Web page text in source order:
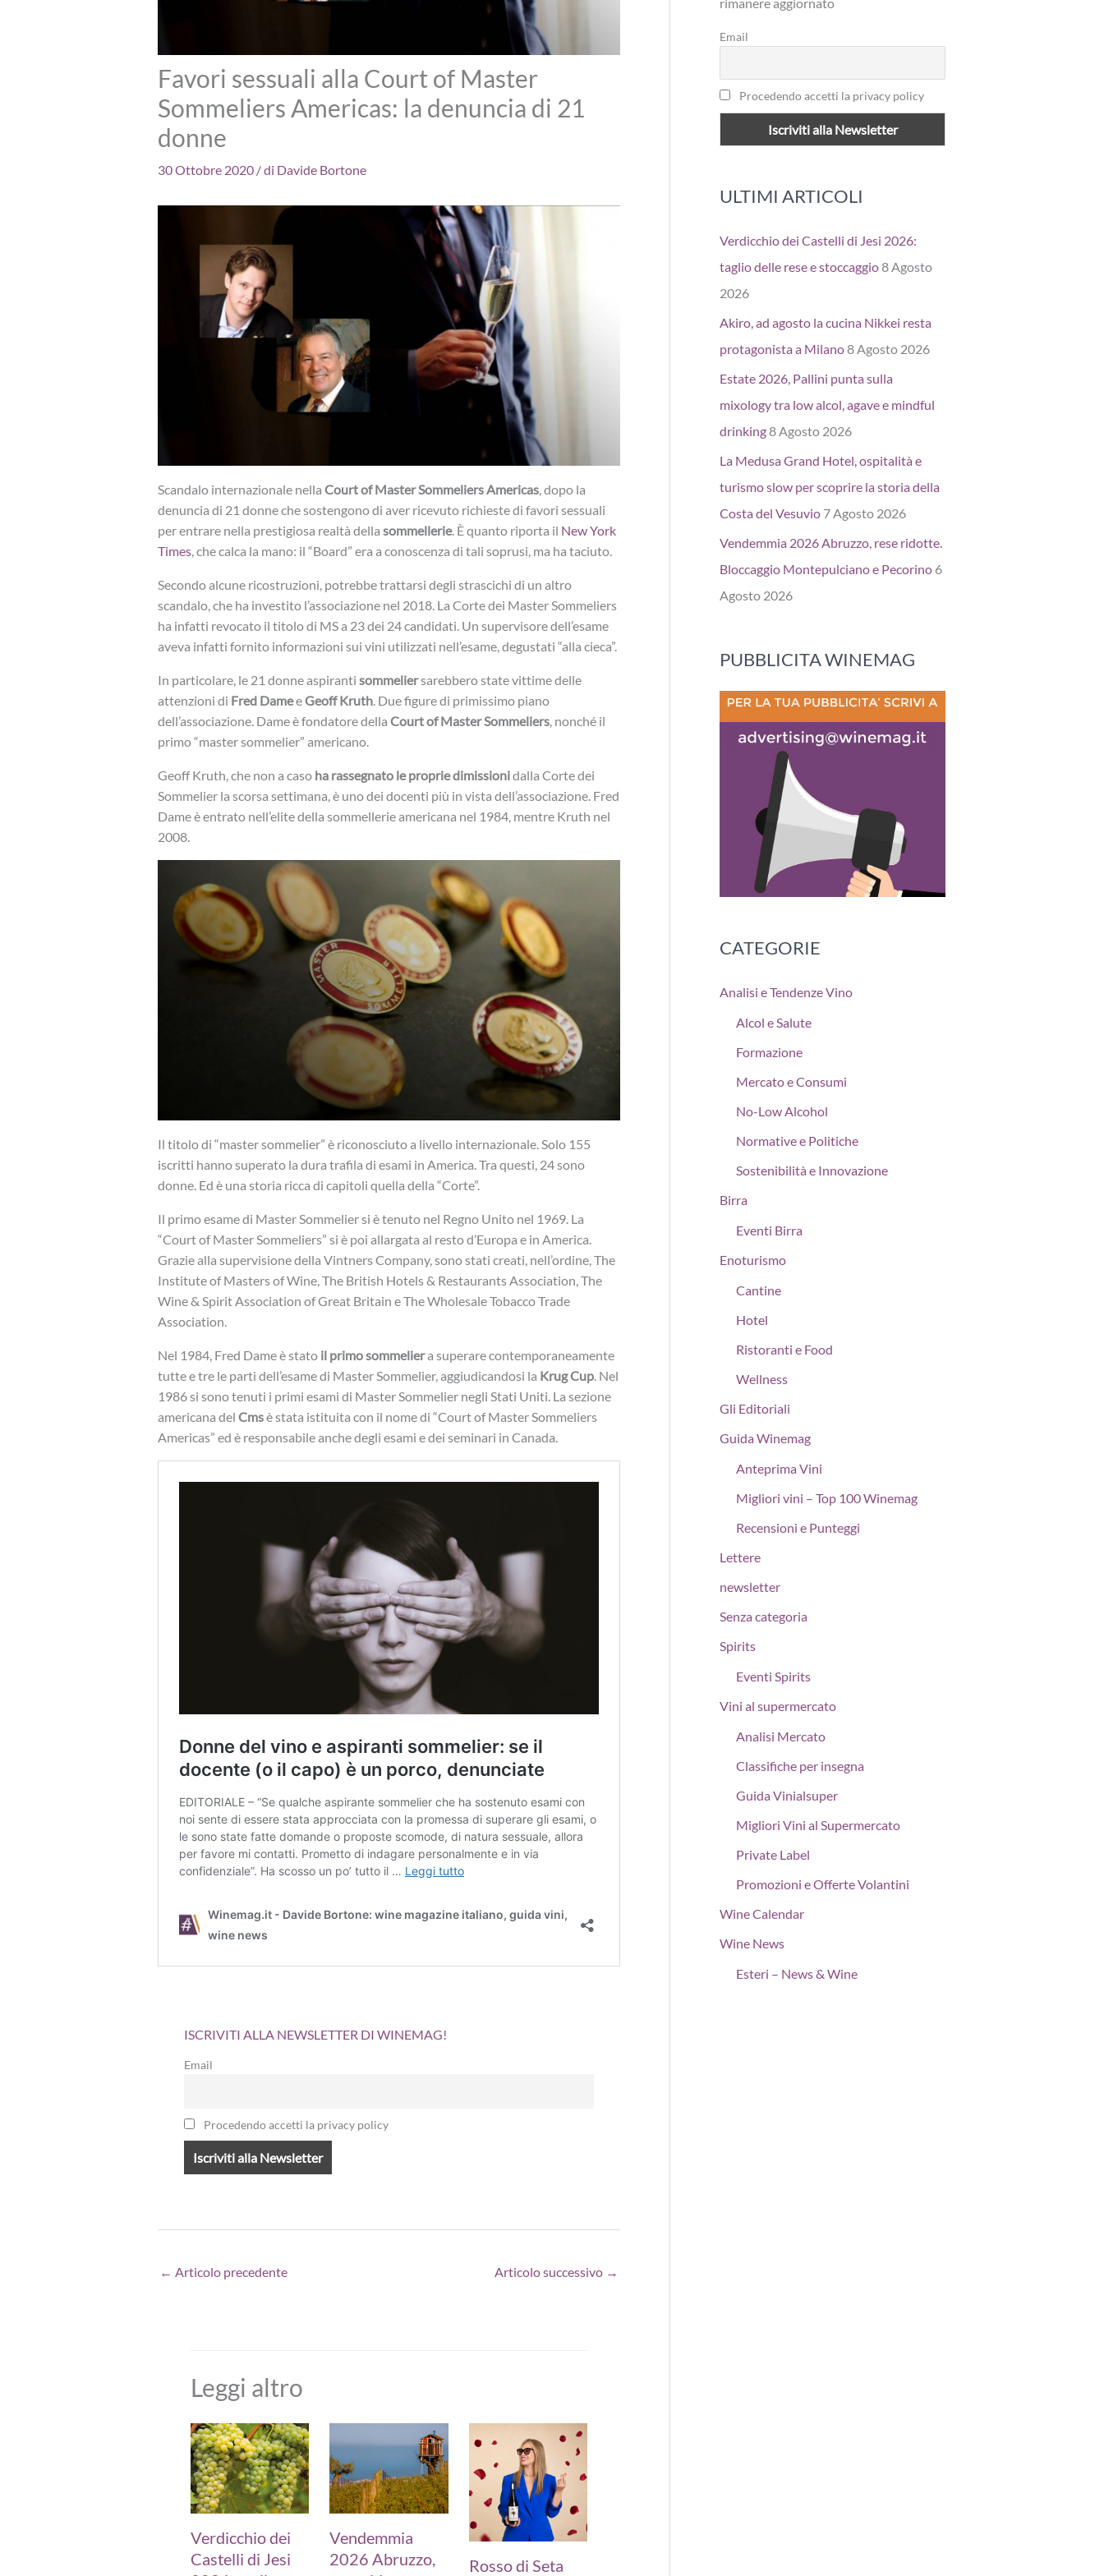
Favori sessuali alla Court of Master
Sommeliers Americas: la denuncia di 21
donne
30 Ottobre 2020 / di Davide Bortone
Scandalo internazionale nella Court of Master Sommeliers Americas, dopo la
denuncia di 21 donne che sostengono di aver ricevuto richieste di favori sessuali
per entrare nella prestigiosa realtà della sommellerie. È quanto riporta il New York
Times, che calca la mano: il “Board” era a conoscenza di tali soprusi, ma ha taciuto.
Secondo alcune ricostruzioni, potrebbe trattarsi degli strascichi di un altro
scandalo, che ha investito l’associazione nel 2018. La Corte dei Master Sommeliers
ha infatti revocato il titolo di MS a 23 dei 24 candidati. Un supervisore dell’esame
aveva infatti fornito informazioni sui vini utilizzati nell’esame, degustati “alla cieca”.
In particolare, le 21 donne aspiranti sommeliersarebbero state vittime delle
attenzioni di Fred DameeGeoff Kruth. Due figure di primissimo piano
dell’associazione. Dame è fondatore della Court of Master Sommeliers, nonché il
primo “master sommelier” americano.
Geoff Kruth, che non a caso ha rassegnato le proprie dimissionidalla Corte dei
Sommelier la scorsa settimana, è uno dei docenti più in vista dell’associazione. Fred
Dame è entrato nell’elite della sommellerie americana nel 1984, mentre Kruth nel
2008.
Il titolo di “master sommelier” è riconosciuto a livello internazionale. Solo 155
iscritti hanno superato la dura trafila di esami in America. Tra questi, 24 sono
donne. Ed è una storia ricca di capitoli quella della “Corte”.
Il primo esame di Master Sommelier si è tenuto nel Regno Unito nel 1969. La
“Court of Master Sommeliers” si è poi allargata al resto d’Europa e in America.
Grazie alla supervisione della Vintners Company, sono stati creati, nell’ordine, The
Institute of Masters of Wine, The British Hotels & Restaurants Association, The
Wine & Spirit Association of Great Britain e The Wholesale Tobacco Trade
Association.
Nel 1984, Fred Dame è stato il primo sommeliera superare contemporaneamente
tutte e tre le parti dell’esame di Master Sommelier, aggiudicandosi la Krug Cup . Nel
1986 si sono tenuti i primi esami di Master Sommelier negli Stati Uniti. La sezione
americana del Cmsè stata istituita con il nome di “Court of Master Sommeliers
Americas” ed è responsabile anche degli esami e dei seminari in Canada.
ISCRIVITI ALLA NEWSLETTER DI WINEMAG!
Email
Procedendo accetti la privacy policy
← Articolo precedente Articolo successivo →
Leggi altro
Verdicchio dei
Castelli di Jesi
Vendemmia
2026 Abruzzo,
Rosso di Seta
Email
Procedendo accetti la privacy policy
ULTIMI ARTICOLI
Verdicchio dei Castelli di Jesi 2026:
taglio delle rese e stoccaggio8 Agosto
2026
Akiro, ad agosto la cucina Nikkei resta
protagonista a Milano8 Agosto 2026
Estate 2026, Pallini punta sulla
mixology tra low alcol, agave e mindful
drinking8 Agosto 2026
La Medusa Grand Hotel, ospitalità e
turismo slow per scoprire la storia della
Costa del Vesuvio 7 Agosto 2026
Vendemmia 2026 Abruzzo, rese ridotte.
Bloccaggio Montepulciano e Pecorino 6
Agosto 2026
PUBBLICITA WINEMAG
CATEGORIE
Analisi e Tendenze Vino
Alcol e Salute
Formazione
Mercato e Consumi
No-Low Alcohol
Normative e Politiche
Sostenibilità e Innovazione
Birra
Eventi Birra
Enoturismo
Cantine
Hotel
Ristoranti e Food
Wellness
Gli Editoriali
Guida Winemag
Anteprima Vini
Migliori vini – Top 100 Winemag
Recensioni e Punteggi
Lettere
newsletter
Senza categoria
Spirits
Eventi Spirits
Vini al supermercato
Analisi Mercato
Classifiche per insegna
Guida Vinialsuper
Migliori Vini al Supermercato
Private Label
Promozioni e Offerte Volantini
Wine Calendar
Wine News
Esteri – News & Wine